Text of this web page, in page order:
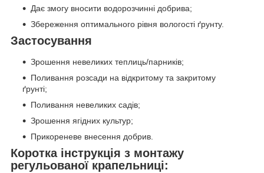
Дає змогу вносити водорозчинні добрива;
Збереження оптимального рівня вологості ґрунту.
Застосування
Зрошення невеликих теплиць/парників;
Поливання розсади на відкритому та закритому
ґрунті;
Поливання невеликих садів;
Зрошення ягідних культур;
Прикореневе внесення добрив.
Коротка інструкція з монтажу
регульованої крапельниці: